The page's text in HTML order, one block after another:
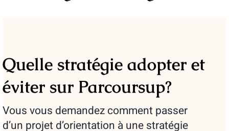
Quelle stratégie adopter et
éviter sur Parcoursup?
Vous vous demandez comment passer
d’un projet d’orientation à une stratégie